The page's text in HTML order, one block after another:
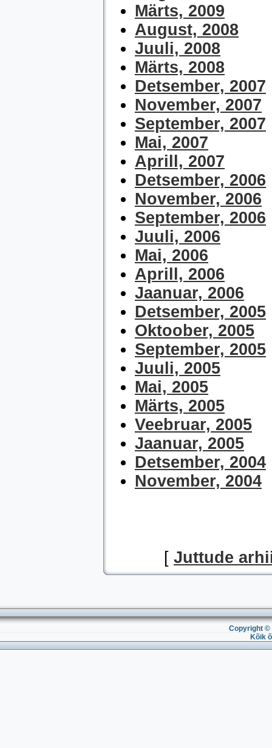
Märts, 2009
August, 2008
Juuli, 2008
Märts, 2008
Detsember, 2007
November, 2007
September, 2007
Mai, 2007
Aprill, 2007
Detsember, 2006
November, 2006
September, 2006
Juuli, 2006
Mai, 2006
Aprill, 2006
Jaanuar, 2006
Detsember, 2005
Oktoober, 2005
September, 2005
Juuli, 2005
Mai, 2005
Märts, 2005
Veebruar, 2005
Jaanuar, 2005
Detsember, 2004
November, 2004
[ Juttude
Copyright ©
Kõik